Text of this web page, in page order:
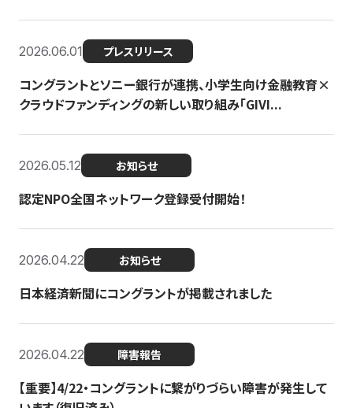
2026.06.01 プレスリリース
コングラントとソニー銀行が連携、小学生向け金融教育×
クラウドファンディングの新しい取り組み「GIVI...
2026.05.12 お知らせ
認定NPO全国ネットワーク登録受付開始！
2026.04.22 お知らせ
日本経済新聞にコングラントが掲載されました
2026.04.22 障害報告
【重要】4/22・コングラントに繋がりづらい障害が発生して